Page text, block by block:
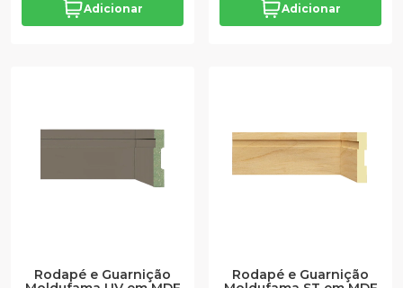
Adicionar Adicionar
Rodapé e Guarnição
Rodapé e Guarnição